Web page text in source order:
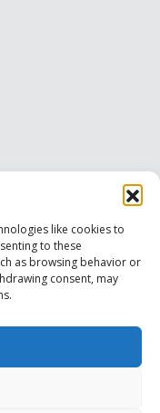
like cookies to
to these
as browsing behavior or
consent, may